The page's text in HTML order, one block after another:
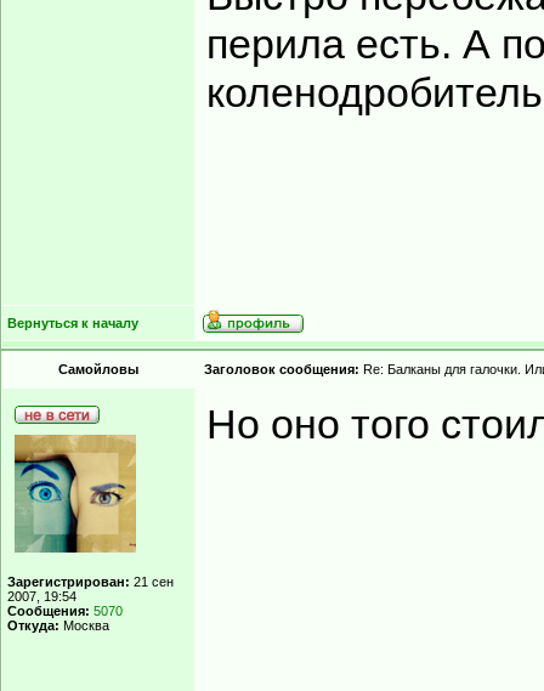
перила есть. А
Вернуться к началу
Самойловы Заголовок сообщения: Re: Балканы для галочки.
Зарегистрирован: 21 сен
2007, 19:54
Сообщения: 5070
Откуда: Москва
Но оно того